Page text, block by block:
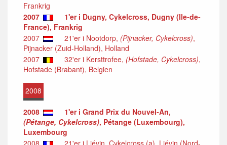
Frankrig
2007
1'er i Dugny, Cykelcross, Dugny (Ile-de-
France), Frankrig
2007
21'er i Nootdorp, (Pijnacker, Cykelcross),
Pijnacker (Zuid-Holland), Holland
2007
32'er i Kersttrofee, (Hofstade, Cykelcross),
Hofstade (Brabant), Belgien
2008
2008
1'er i Grand Prix du Nouvel-An,
(Pétange, Cykelcross), Pétange (Luxembourg),
Luxembourg
2008
21'er i Liévin, Cykelcross (a), Liévin (Nord-